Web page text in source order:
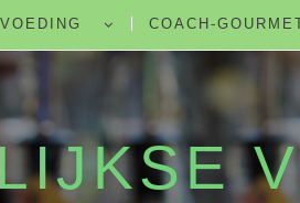
COACH-